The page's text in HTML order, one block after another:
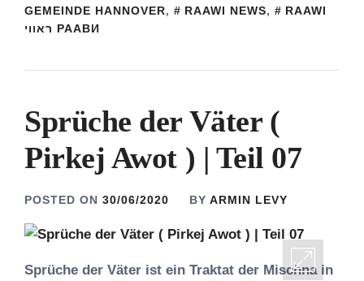
GEMEINDE HANNOVER, RAAWI NEWS,
RAAWI
ראווי РААВИ
Sprüche der Väter (
Pirkej Awot ) | Teil 07
POSTED ON 30/06/2020 BY ARMIN LEVY
Sprüche der Väter ist ein Traktat der Mischna in